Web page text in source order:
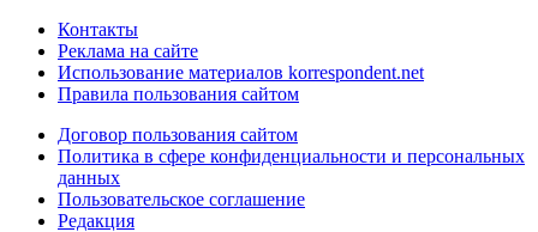
Контакты
Реклама на сайте
Использование материалов korrespondent.net
Правила пользования сайтом
Договор пользования сайтом
Политика в сфере конфиденциальности и персональных
данных
Пользовательское соглашение
Редакция